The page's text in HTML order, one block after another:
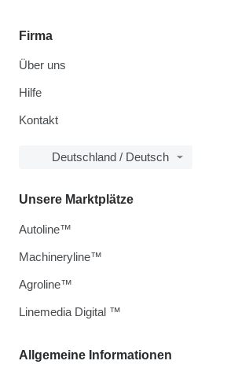
Firma
Über uns
Hilfe
Kontakt
Deutschland / Deutsch
Allgemeine Informationen
Unsere Marktplätze
Autoline™
Machineryline™
Agroline™
Linemedia Digital ™